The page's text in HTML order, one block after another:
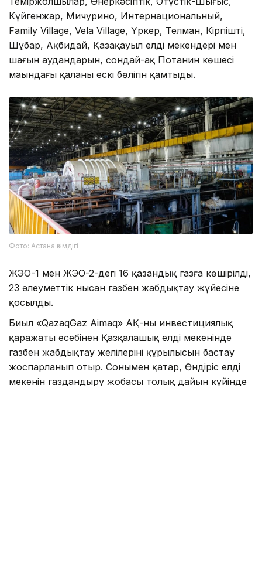
Күйгенжар, Мичурино, Интернациональный,
Family Village, Vela Village, Үркер, Телман, Кірпішті,
Шұбар, Ақбидай, Қазақауыл елді мекендері мен
шағын аудандарын, сондай-ақ Потанин көшесі
маңындағы қаланың ескі бөлігін қамтыды.
Фото: Астана әкімдігі
ЖЭО-1 мен ЖЭО-2-дегі 16 қазандық газға көшірілді,
23 әлеуметтік нысан газбен жабдықтау жүйесіне
қосылды.
Биыл «QazaqGaz Aimaq» АҚ-ның инвестициялық
қаражаты есебінен Қазқалашық елді мекенінде
газбен жабдықтау желілерінің құрылысын бастау
жоспарланып отыр. Сонымен қатар, Өндіріс елді
мекенін газдандыру жобасы толық дайын күйінде